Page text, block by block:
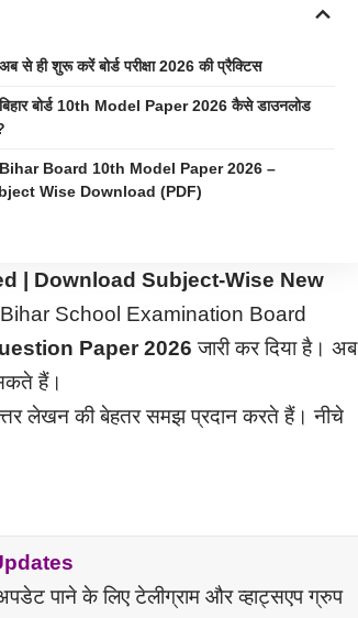
अब से ही शुरू करें बोर्ड परीक्षा 2026 की प्रैक्टिस
बिहार बोर्ड 10th Model Paper 2026 कैसे डाउनलोड
Bihar Board 10th Model Paper 2026 –
Wise Download (PDF)
| Download Subject-Wise New
(Bihar School Examination Board
Paper 2026 जारी कर दिया है। अब
हैं।
लेखन की बेहतर समझ प्रदान करते हैं। नीचे
पाने के लिए टेलीग्राम और व्हाट्सएप ग्रुप